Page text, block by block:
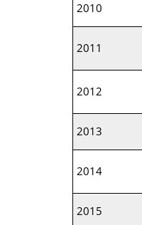
2010
2011
2012
2013
2014
2015